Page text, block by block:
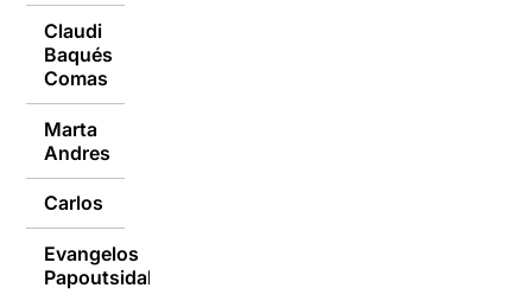
Claudi
Baqués
Comas
Marta
Andres
Carlos
Evangelos
Papoutsidakis